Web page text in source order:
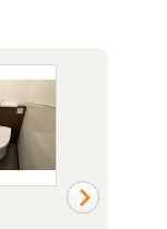
洗面所・脱衣所